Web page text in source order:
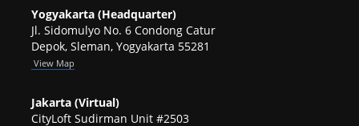
Yogyakarta (Headquarter)
Jl. Sidomulyo No. 6 Condong Catur
Depok, Sleman, Yogyakarta 55281
View Map
Jakarta (Virtual)
CityLoft Sudirman Unit #2503